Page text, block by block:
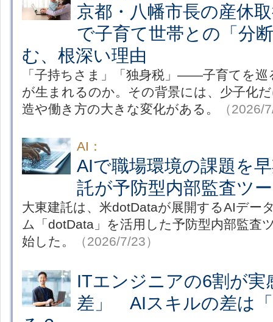
京都・八幡市長の産休
で子育て世帯との「分
む、根深い理由
「子持ちさま」「独身税」――子育てを
が生まれるのか。その背景には、少子化
造や働き方の大きな変化がある。
（2026/
AI：
AIで職場環境の課題を
託が予防型内部監査ツ
大東建託は、米dotDataが展開するAIデー
ム「dotData」を活用した予防型内部監査
始した。
（2026/7/23）
ITエンジニアの6割が実
差」 AIスキルの差は